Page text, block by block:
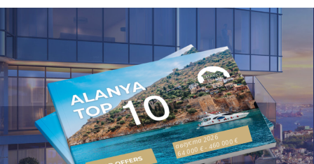
августа 2026
64 000 € - 460 000 €